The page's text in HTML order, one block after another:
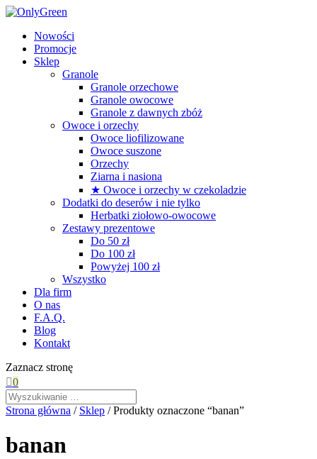
Nowości
Promocje
Sklep
Granole
Granole orzechowe
Granole owocowe
Granole z dawnych zbóż
Owoce i orzechy
Owoce liofilizowane
Owoce suszone
Orzechy
Ziarna i nasiona
★ Owoce i orzechy w czekoladzie
Dodatki do deserów i nie tylko
Herbatki ziołowo-owocowe
Zestawy prezentowe
Do 50 zł
Do 100 zł
Powyżej 100 zł
Wszystko
Dla firm
O nas
F.A.Q.
Blog
Kontakt
Zaznacz stronę
0
Strona główna / Sklep / Produkty oznaczone “banan”
banan